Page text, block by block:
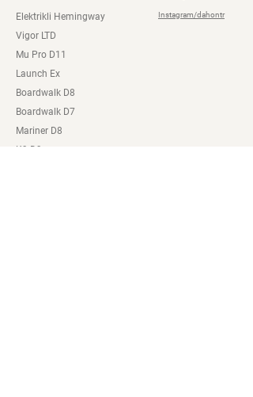
Elektrikli Hemingway
Vigor LTD
Mu Pro D11
Launch Ex
Boardwalk D8
Boardwalk D7
Mariner D8
K9 D9
Instagram/dahontr